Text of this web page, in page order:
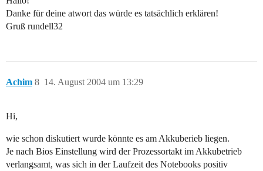
Danke für deine atwort das würde es tatsächlich erklären!
Gruß rundell32
Achim 14. August 2004 um 13:29
8
Hi,
wie schon diskutiert wurde könnte es am Akkuberieb liegen.
Je nach Bios Einstellung wird der Prozessortakt im Akkubetrieb
verlangsamt, was sich in der Laufzeit des Notebooks positiv